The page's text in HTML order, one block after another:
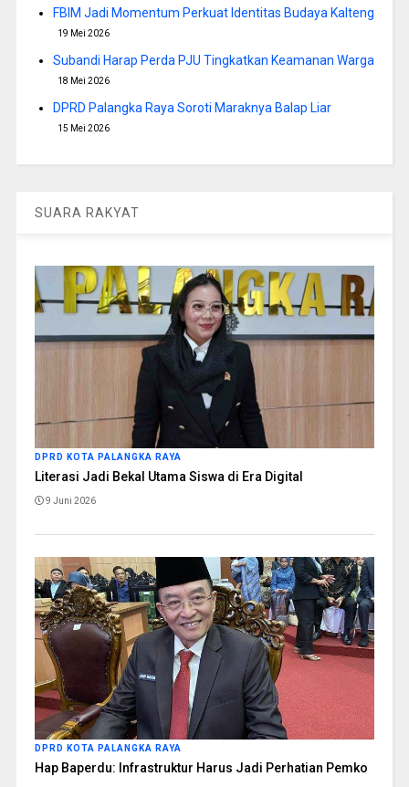
FBIM Jadi Momentum Perkuat Identitas Budaya Kalteng
19 Mei 2026
Subandi Harap Perda PJU Tingkatkan Keamanan Warga
18 Mei 2026
DPRD Palangka Raya Soroti Maraknya Balap Liar
15 Mei 2026
SUARA RAKYAT
DPRD KOTA PALANGKA RAYA
Literasi Jadi Bekal Utama Siswa di Era Digital
9 Juni 2026
DPRD KOTA PALANGKA RAYA
Hap Baperdu: Infrastruktur Harus Jadi Perhatian Pemko